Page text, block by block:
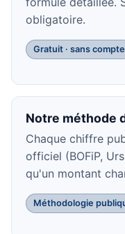
obligatoire.
Gratuit · sans compte
Notre méthode
Chaque chiffre
officiel (BOFiP,
qu'un montant
Méthodologie